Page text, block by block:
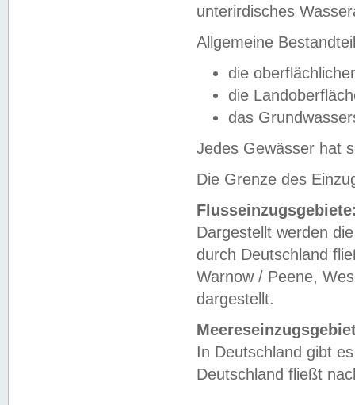
unterirdisches
Allgemeine
die
die
das
Jedes Gewässer hat
Die Grenze des
Dargestellt werden
durch Deutschland
Warnow / Peene,
dargestellt.
In Deutschland gibt
Deutschland fließt